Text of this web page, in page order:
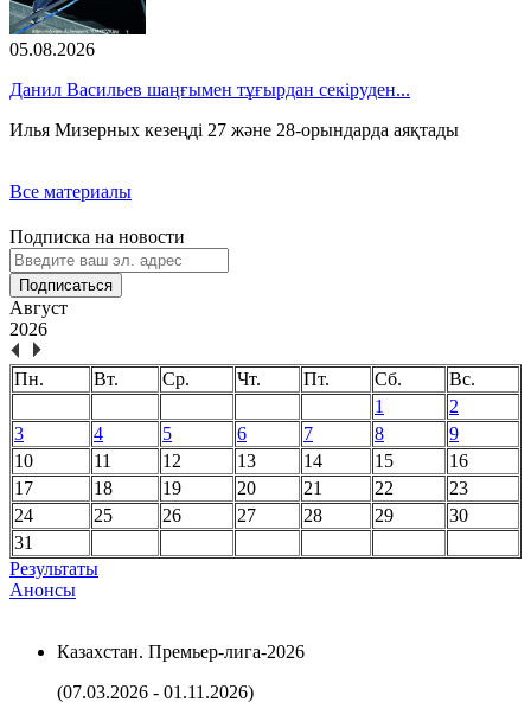
05.08.2026
Данил Васильев шаңғымен тұғырдан секіруден...
Илья Мизерных кезеңді 27 және 28-орындарда аяқтады
Все материалы
Подписка на новости
Подписаться
Август
2026
Пн. Вт. Ср. Чт. Пт. Сб.
Вс.
1
2
3
4 5 6 7 8
9
10
11 12 13 14 15
16
17
18 19 20 21 22
23
24
25 26 27 28 29
30
31
Результаты
Анонсы
Казахстан. Премьер-лига-2026
(07.03.2026 - 01.11.2026)